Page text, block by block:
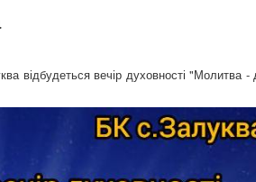
відбудеться вечір духовності "Молитва